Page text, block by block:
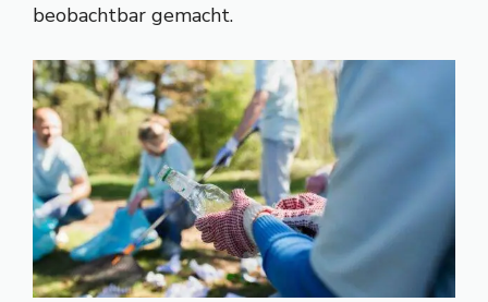
beobachtbar gemacht.